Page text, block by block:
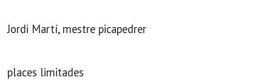
Jordi Martí, mestre picapedrer
places limitades